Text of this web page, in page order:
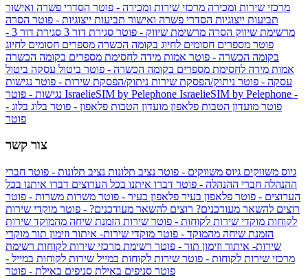
מרכזי שירות ומכירה מרכזי שירות ומכירה - פוטר הסדרי פשרה ואישור
תביעות ייצוגיות הסדרי פשרה ואישור תביעות ייצוגיות - פוטר הסרה
מרשימת שיווק הסרה מרשימת שיווק - פוטר סגירת דור 3
סגירת דור 3 -
פוטר מספרים חסומים לחיוג בקומה הכשרה מספרים חסומים לחיוג
בקומה הכשרה - פוטר אמות מידה לחסימת מספרים בקומה הכשרה
אמות מידה לחסימת מספרים בקומה הכשרה - פוטר ביטול עסקה ביטול
עסקה - פוטר ניתוק/הפסקת שירות ניתוק/הפסקת שירות - פוטר נגישות
IsraelieSIM by Pelephone IsraelieSIM by Pelephone -
פוטר מועדון הטבות פלאפון מועדון הטבות פלאפון - פוטר בלוג בלוג -
פוטר
צור קשר
גיוס משווקים גיוס משווקים - פוטר נציב תלונות נציב תלונות - פוטר חברי
ההנהלה חברי ההנהלה - פוטר דברו איתנו בכל הערוצים דברו איתנו בכל
הערוצים - פוטר פלאפון בעיר פלאפון בעיר - פוטר משרות משרות - פוטר
רוצים להשאר מעודכנים? רוצים להשאר מעודכנים? - פוטר מוקדי שירות
לקוחות מוקדי שירות לקוחות - פוטר שירות הזמנת שיחה מהמוקד שירות
הזמנת שיחה מהמוקד - פוטר מוקדי שירות- איתור וזימון תור מוקדי
שירות- איתור וזימון תור - פוטר רשימת מרכזי שירות לקוחות רשימת
מרכזי שירות לקוחות - פוטר שירות לקוחות במייל שירות לקוחות במייל -
פוטר סניפים באילת סניפים באילת - פוטר